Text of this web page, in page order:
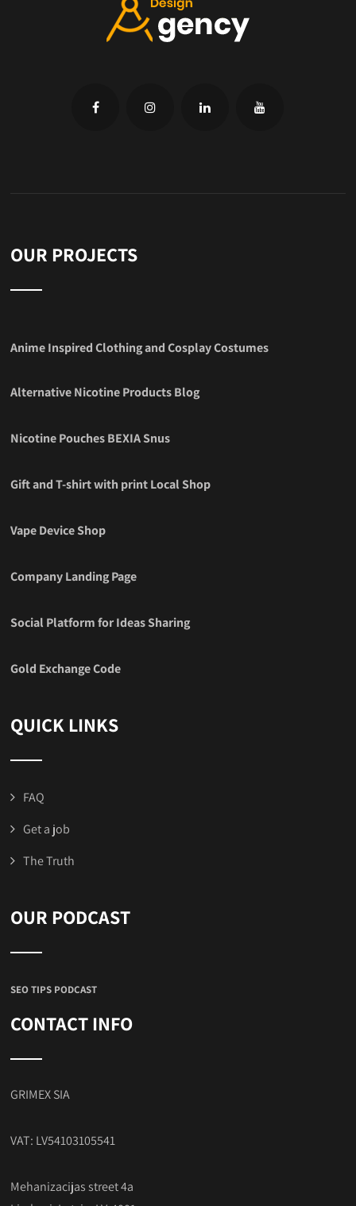
OUR PROJECTS
Anime Inspired Clothing and Cosplay Costumes
Alternative Nicotine Products Blog
Nicotine Pouches BEXIA Snus
Gift and T-shirt with print Local Shop
Vape Device Shop
Company Landing Page
Social Platform for Ideas Sharing
Gold Exchange Code
QUICK LINKS
FAQ
Get a job
The Truth
OUR PODCAST
SEO TIPS PODCAST
CONTACT INFO
GRIMEX SIA
VAT: LV54103105541
Mehanizacijas street 4a